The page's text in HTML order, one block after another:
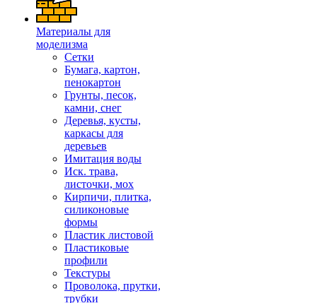
Материалы для
моделизма
Сетки
Бумага, картон,
пенокартон
Грунты, песок,
камни, снег
Деревья, кусты,
каркасы для
деревьев
Имитация воды
Иск. трава,
листочки, мох
Кирпичи, плитка,
силиконовые
формы
Пластик листовой
Пластиковые
профили
Текстуры
Проволока, прутки,
трубки